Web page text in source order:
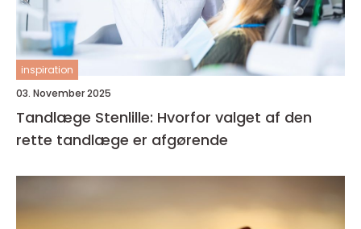
inspiration
03. November 2025
Tandlæge Stenlille: Hvorfor valget af den
rette tandlæge er afgørende